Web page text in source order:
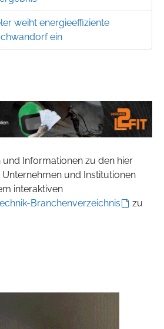
weiht energieeffiziente
ein
und Informationen zu den hier
und Institutionen
interaktiven
Branchenverzeichnis
zu